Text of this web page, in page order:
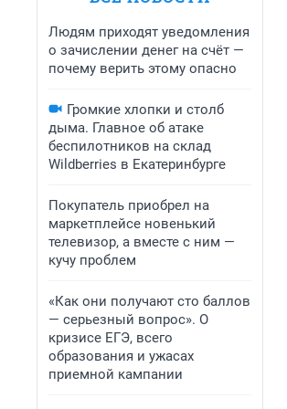
Людям приходят уведомления
о зачислении денег на счёт —
почему верить этому опасно
Громкие хлопки и столб
дыма. Главное об атаке
беспилотников на склад
Wildberries в Екатеринбурге
Покупатель приобрел на
маркетплейсе новенький
телевизор, а вместе с ним —
кучу проблем
«Как они получают сто баллов
— серьезный вопрос». О
кризисе ЕГЭ, всего
образования и ужасах
приемной кампании